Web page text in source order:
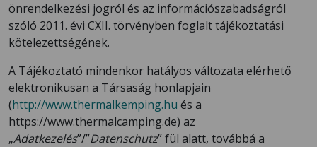
önrendelkezési jogról és az információszabadságról
szóló 2011. évi CXII. törvényben foglalt tájékoztatási
kötelezettségének.
A Tájékoztató mindenkor hatályos változata elérhető
elektronikusan a Társaság honlapjain
(http://www.thermalkemping.hu és a
https://www.thermalcamping.de) az
„Adatkezelés”/”Datenschutz” fül alatt, továbbá a